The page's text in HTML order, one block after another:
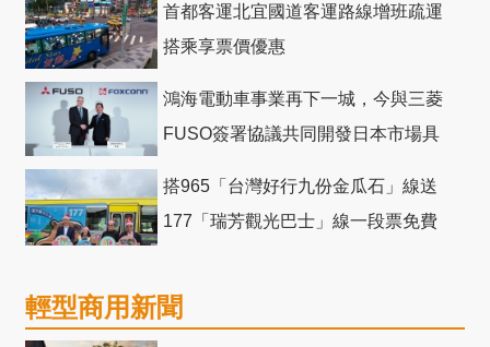
首都客運北宜國道客運路線增班疏運
搭乘享票價優惠
鴻海電動車事業再下一城，今與三菱
FUSO簽署協議共同開發日本市場具
搭965「台灣好行九份金瓜石」線送
177「瑞芳觀光巴士」線一段票免費
輕型商用新聞